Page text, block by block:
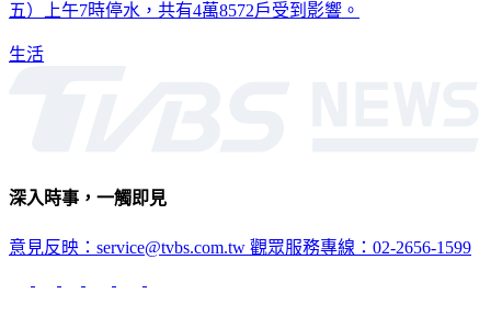
五）上午7時停水，共有4萬8572戶受到影響。
生活
深入時事，一觸即見
意見反映：service@tvbs.com.tw 觀眾服務專線：02-2656-1599